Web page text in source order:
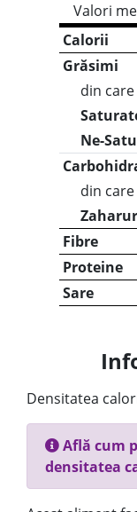
Valori
Calorii
Grăsimi
din care
Ne-
din care
Fibre
Proteine
Sare
Densitatea
Află cum
densitatea